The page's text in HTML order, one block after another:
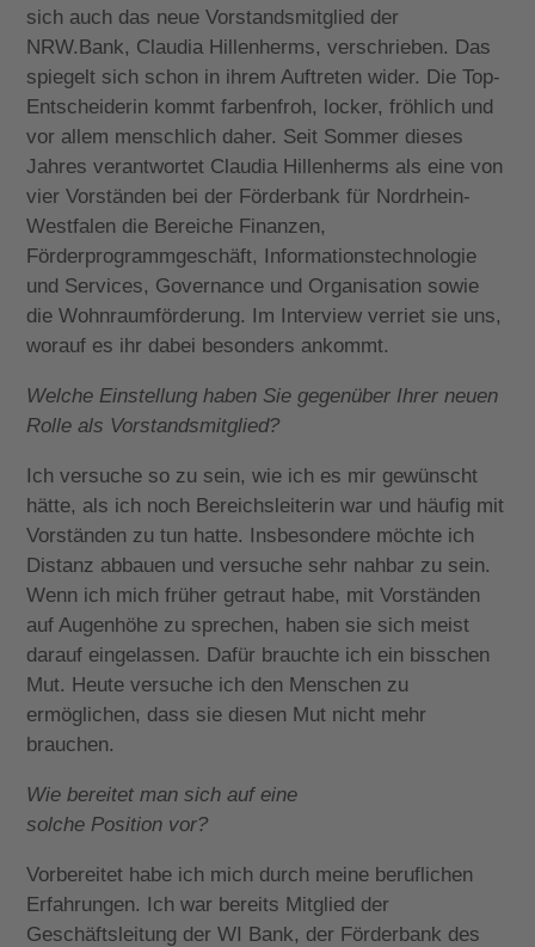
sich auch das neue Vorstandsmitglied der
NRW.Bank, Claudia Hillenherms, verschrieben. Das
spiegelt sich schon in ihrem Auftreten wider. Die Top-
Entscheiderin kommt farbenfroh, locker, fröhlich und
vor allem menschlich daher. Seit Sommer dieses
Jahres verantwortet Claudia Hillenherms als eine von
vier Vorständen bei der Förderbank für Nordrhein-
Westfalen die Bereiche Finanzen,
Förderprogrammgeschäft, Informationstechnologie
und Services, Governance und Organisation sowie
die Wohnraumförderung. Im Interview verriet sie uns,
worauf es ihr dabei besonders ankommt.
Welche Einstellung haben Sie gegenüber Ihrer neuen
Rolle als Vorstandsmitglied?
Ich versuche so zu sein, wie ich es mir gewünscht
hätte, als ich noch Bereichsleiterin war und häufig mit
Vorständen zu tun hatte. Insbesondere möchte ich
Distanz abbauen und versuche sehr nahbar zu sein.
Wenn ich mich früher getraut habe, mit Vorständen
auf Augenhöhe zu sprechen, haben sie sich meist
darauf eingelassen. Dafür brauchte ich ein bisschen
Mut. Heute versuche ich den Menschen zu
ermöglichen, dass sie diesen Mut nicht mehr
brauchen.
Wie bereitet man sich auf eine
solche Position vor?
Vorbereitet habe ich mich durch meine beruflichen
Erfahrungen. Ich war bereits Mitglied der
Geschäftsleitung der WI Bank, der Förderbank des